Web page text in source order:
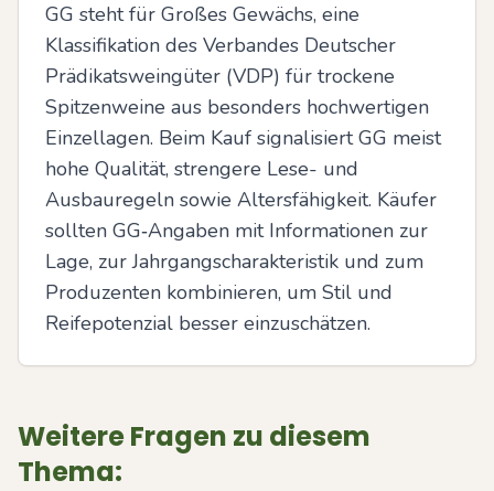
GG steht für Großes Gewächs, eine
Klassifikation des Verbandes Deutscher
Prädikatsweingüter (VDP) für trockene
Spitzenweine aus besonders hochwertigen
Einzellagen. Beim Kauf signalisiert GG meist
hohe Qualität, strengere Lese- und
Ausbauregeln sowie Altersfähigkeit. Käufer
sollten GG‑Angaben mit Informationen zur
Lage, zur Jahrgangscharakteristik und zum
Produzenten kombinieren, um Stil und
Reifepotenzial besser einzuschätzen.
Weitere Fragen zu diesem
Thema: